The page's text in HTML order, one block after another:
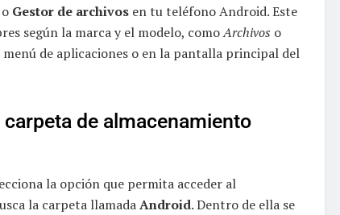
o Gestor de archivos en tu teléfono Android. Este
según la marca y el modelo, comoArchivos o
menú de aplicaciones o en la pantalla principal del
de almacenamiento
la opción que permita acceder al
la carpeta llamadaAndroid. Dentro de ella se